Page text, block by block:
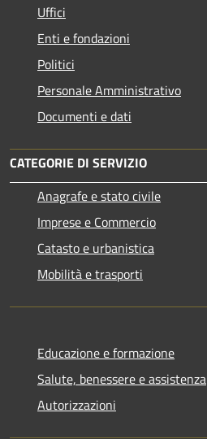
Uffici
Enti e fondazioni
Politici
Personale Amministrativo
Documenti e dati
CATEGORIE DI SERVIZIO
Anagrafe e stato civile
Imprese e Commercio
Catasto e urbanistica
Mobilità e trasporti
Educazione e formazione
Salute, benessere e assistenza
Autorizzazioni